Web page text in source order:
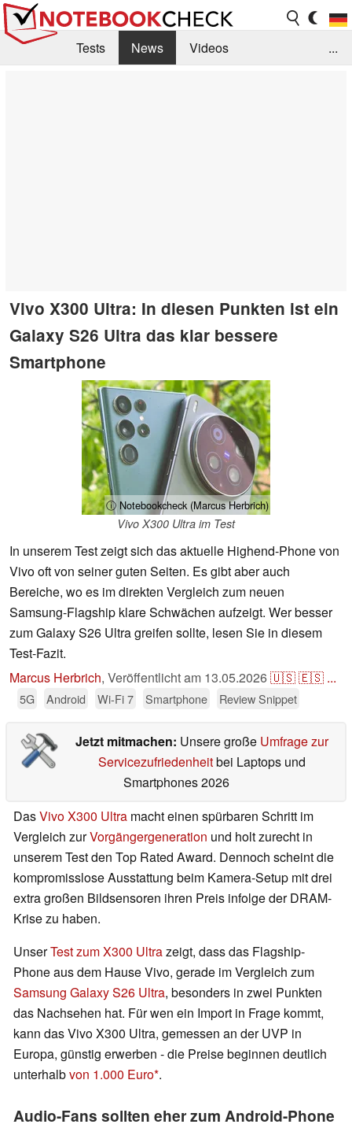
Tests News
Videos
...
Vivo X300 Ultra: In diesen Punkten ist ein
Galaxy S26 Ultra das klar bessere
Smartphone
ⓘ Notebookcheck (Marcus Herbrich)
Vivo X300 Ultra im Test
In unserem Test zeigt sich das aktuelle Highend-Phone von
Vivo oft von seiner guten Seiten. Es gibt aber auch
Bereiche, wo es im direkten Vergleich zum neuen
Samsung-Flagship klare Schwächen aufzeigt. Wer besser
zum Galaxy S26 Ultra greifen sollte, lesen Sie in diesem
Test-Fazit.
Marcus Herbrich, Veröffentlicht am 13.05.2026🇺🇸🇪🇸 ...
5G Android Wi-Fi 7 Smartphone Review Snippet
Jetzt mitmachen: Unsere große Umfrage zur
Servicezufriedenheitbei Laptops und
Smartphones 2026
DasVivo X300 Ultra macht einen spürbaren Schritt im
Vergleich zurVorgängergeneration und holt zurecht in
unserem Test den Top Rated Award. Dennoch scheint die
kompromisslose Ausstattung beim Kamera-Setup mit drei
extra großen Bildsensoren ihren Preis infolge der DRAM-
Krise zu haben.
UnserTest zum X300 Ultrazeigt, dass das Flagship-
Phone aus dem Hause Vivo, gerade im Vergleich zum
Samsung Galaxy S26 Ultra, besonders in zwei Punkten
das Nachsehen hat. Für wen ein Import in Frage kommt,
kann das Vivo X300 Ultra, gemessen an der UVP in
Europa, günstig erwerben - die Preise beginnen deutlich
unterhalbvon 1.000 Euro .
Audio-Fans sollten eher zum Android-Phone